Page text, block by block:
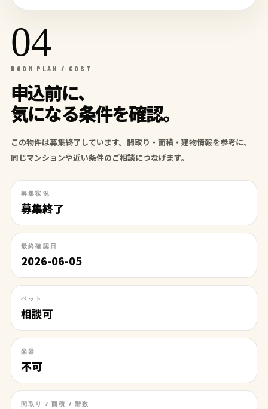
04
ROOM PLAN / COST
申込前に、
気になる条件を確認。
この物件は募集終了しています。間取り・面積・建物情報を参考に、
同じマンションや近い条件のご相談につなげます。
募集状況
募集終了
最終確認日
2026-06-05
ペット
相談可
楽器
不可
間取り / 面積 / 階数